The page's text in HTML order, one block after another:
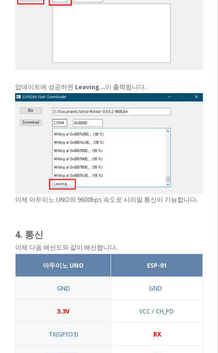
업데이트에 성공하면 Leaving...이 출력됩니다.
이제 아두이노 UNO와 9600bps 속도로 시리얼 통신이 가능합니다.
4. 통신
이제 다음 배선도와 같이 배선합니다.
아두이노 UNO ESP-01
GND GND
3.3V VCC / CH_PD
TX(GPIO3) RX